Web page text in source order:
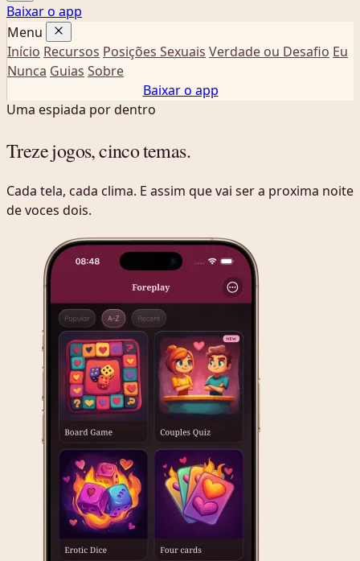
Baixar o app
Menu
Início Recursos Posições Sexuais Verdade ou Desafio Eu
Nunca Guias Sobre
Baixar o app
Uma espiada por dentro
Treze jogos,cinco temas.
Cada tela, cada clima. E assim que vai ser a proxima noite
de voces dois.